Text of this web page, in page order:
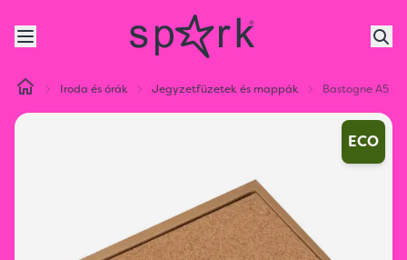
Iroda és órák Jegyzetfüzetek és mappák Bastogne A5
ECO